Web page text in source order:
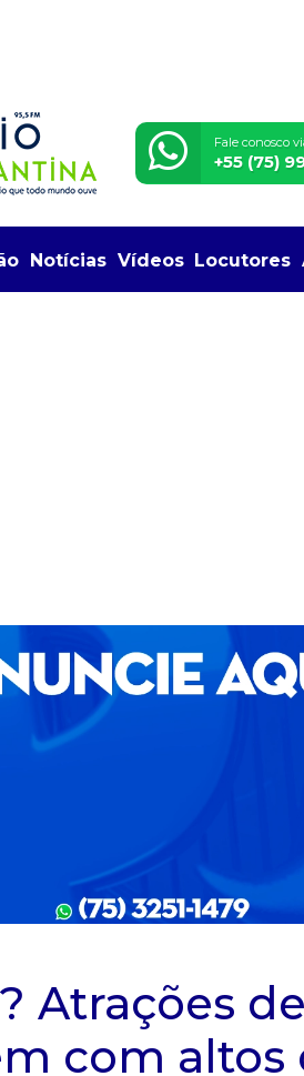
Fale conosco
+55 (75)
Notícias Vídeos Locutores
Atrações
com altos